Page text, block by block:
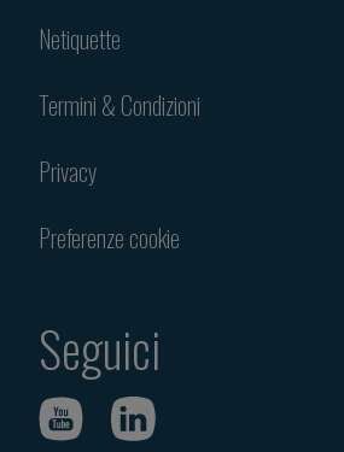
Netiquette
Termini & Condizioni
Privacy
Preferenze cookie
Seguici